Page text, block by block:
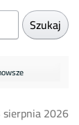
Szukaj
sierpnia 2026